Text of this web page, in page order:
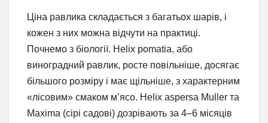
Ціна равлика складається з багатьох шарів, і
кожен з них можна відчути на практиці.
Почнемо з біології. Helix pomatia, або
виноградний равлик, росте повільніше, досягає
більшого розміру і має щільніше, з характерним
«лісовим» смаком м’ясо. Helix aspersa Muller та
Maxima (сірі садові) дозрівають за 4–6 місяців